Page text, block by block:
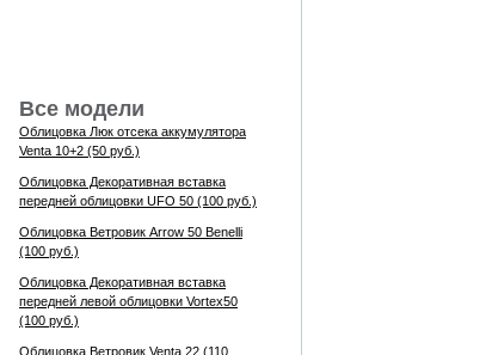
Все модели
Облицовка Люк отсека аккумулятора
Venta 10+2 (50 руб.)
Облицовка Декоративная вставка
передней облицовки UFO 50 (100 руб.)
Облицовка Ветровик Arrow 50 Benelli
(100 руб.)
Облицовка Декоративная вставка
передней левой облицовки Vortex50
(100 руб.)
Облицовка Ветровик Venta 22 (110